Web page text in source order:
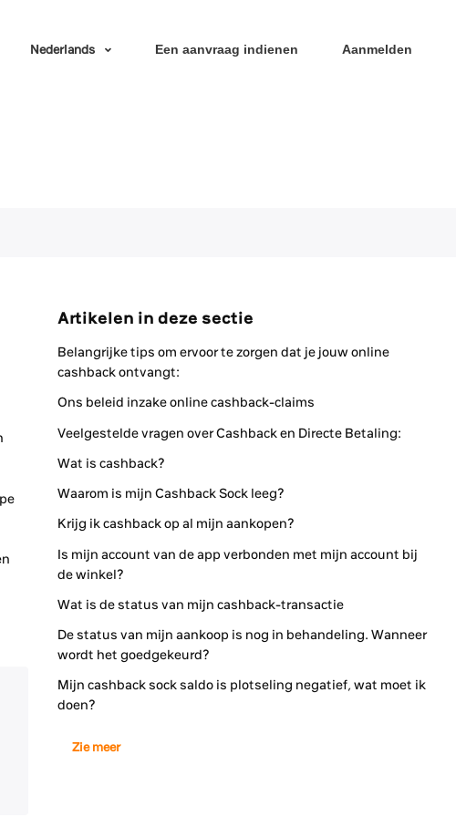
Nederlands Een aanvraag indienen Aanmelden
Artikelen in deze sectie
Belangrijke tips om ervoor te zorgen dat je jouw online
cashback ontvangt:
Ons beleid inzake online cashback-claims
Veelgestelde vragen over Cashback en Directe Betaling:
Wat is cashback?
Waarom is mijn Cashback Sock leeg?
Krijg ik cashback op al mijn aankopen?
Is mijn account van de app verbonden met mijn account bij
de winkel?
Wat is de status van mijn cashback-transactie
De status van mijn aankoop is nog in behandeling. Wanneer
wordt het goedgekeurd?
Mijn cashback sock saldo is plotseling negatief, wat moet ik
doen?
Zie meer